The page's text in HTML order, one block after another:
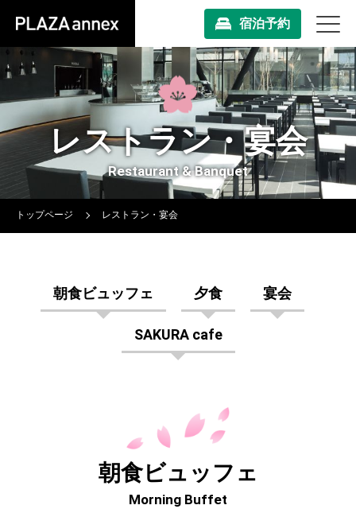
宿泊予約
レストラン・宴会
Restaurant & Banquet
トップページ レストラン・宴会
朝食ビュッフェ 夕食 宴会
SAKURA cafe
朝食ビュッフェ
Morning Buffet